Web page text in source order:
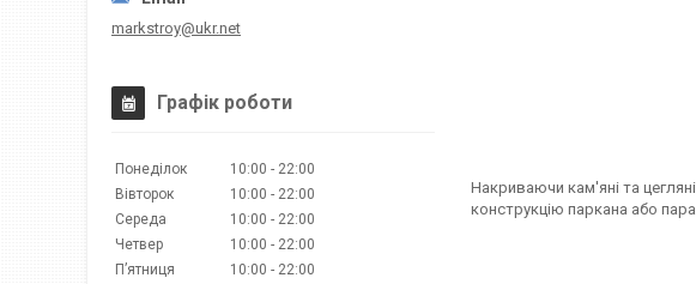
Накриваючи кам'яні та
конструкцію паркана або
markstroy@ukr.net
Графік роботи
Понеділок 10:00
22:00
Вівторок
10:00
22:00
Середа
10:00
22:00
Четвер
10:00
22:00
Пʼятниця
10:00
22:00